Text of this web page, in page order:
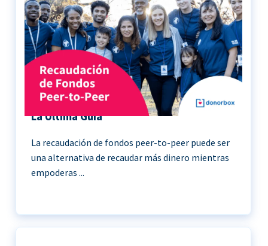
Recaudación de Fondos Peer-to-Peer |
La Última Guía
La recaudación de fondos peer-to-peer puede ser
una alternativa de recaudar más dinero mientras
empoderas ...